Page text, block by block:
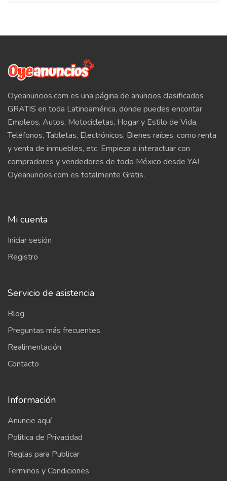
Oyeanuncios.com es una página de anuncios clasificados
GRATIS en toda Latinoamérica, donde puedes encontar
Empleos, Autos, Motocicletas, Hogar y Estilo de Vida,
Teléfonos, Tabletas, Electrónicos, Bienes raíces, como renta
y venta de inmuebles, etc. Empieza a interactuar con
compradores y vendedores de todo México desde YA!
Oyeanuncios.com es totalmente Gratis.
Mi cuenta
Iniciar sesión
Registro
Servicio de asistencia
Blog
Preguntas más frecuentes
Realimentación
Contacto
Información
Anuncie aquí
Politica de Privacidad
Reglas para Publicar
Terminos y Condiciones